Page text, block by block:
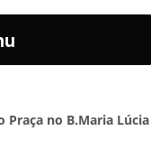
Praça no B.Maria Lúcia